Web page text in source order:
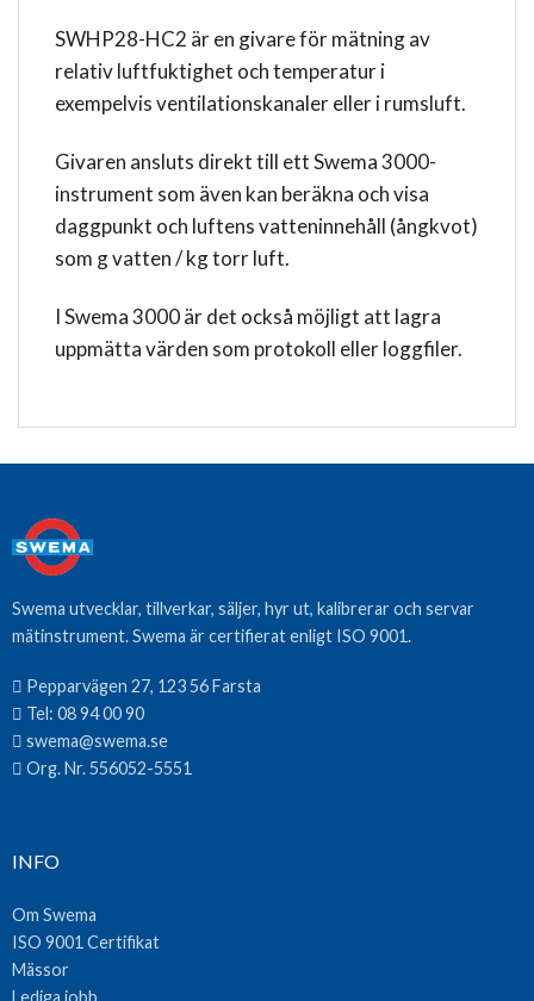
SWHP28-HC2 är en givare för mätning av
relativ luftfuktighet och temperatur i
exempelvis ventilationskanaler eller i rumsluft.
Givaren ansluts direkt till ett Swema 3000-
instrument som även kan beräkna och visa
daggpunkt och luftens vatteninnehåll (ångkvot)
som g vatten / kg torr luft.
I Swema 3000 är det också möjligt att lagra
uppmätta värden som protokoll eller loggfiler.
Swema utvecklar, tillverkar, säljer, hyr ut, kalibrerar och servar
mätinstrument. Swema är certifierat enligt ISO 9001.
Pepparvägen 27, 123 56 Farsta
Tel: 08 94 00 90
swema@swema.se
Org. Nr. 556052-5551
INFO
Om Swema
ISO 9001 Certifikat
Mässor
Lediga jobb